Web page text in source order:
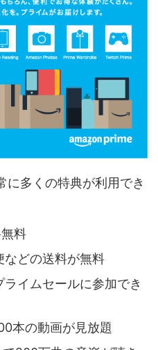
に多くの特典が利用でき
料
などの送料が無料
イムセールに参加でき
本の動画が見放題